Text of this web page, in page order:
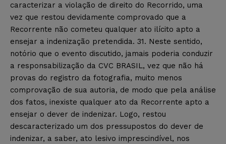
caracterizar a violação de direito do Recorrido, uma
vez que restou devidamente comprovado que a
Recorrente não cometeu qualquer ato ilícito apto a
ensejar a indenização pretendida. 31. Neste sentido,
notório que o evento discutido, jamais poderia conduzir
a responsabilização da CVC BRASIL, vez que não há
provas do registro da fotografia, muito menos
comprovação de sua autoria, de modo que pela análise
dos fatos, inexiste qualquer ato da Recorrente apto a
ensejar o dever de indenizar. Logo, restou
descaracterizado um dos pressupostos do dever de
indenizar, a saber, ato lesivo imprescindível, nos